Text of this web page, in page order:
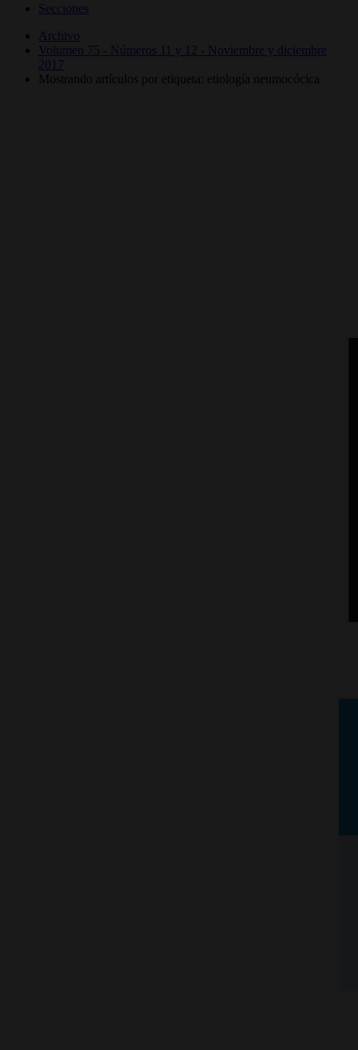
Secciones
Archivo
Volumen 75 - Números 11 y 12 - Noviembre y diciembre
2017
Mostrando artículos por etiqueta: etiología neumocócica